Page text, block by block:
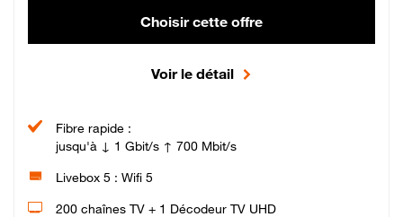
Choisir cette offre
Voir le détail
Fibre rapide :
jusqu'à ↓ 1 Gbit/s ↑ 700 Mbit/s
Livebox 5 : Wifi 5
200 chaînes TV + 1 Décodeur TV UHD